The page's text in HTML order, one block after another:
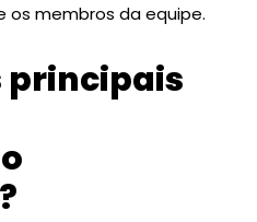
os membros da equipe​.
principais